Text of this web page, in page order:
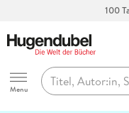
100
Hugendubel
Menu